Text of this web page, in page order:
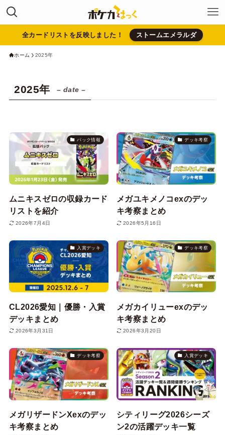
全カードリストを反映しました！ ストームエメラルダ
ホーム 2025年
2025年 – date –
パック情報
ムニキスゼロの収録カード
リストを紹介
2026年7月4日
デッキ考察
メガユキメノコexのデッ
キ考察まとめ
2026年5月16日
入賞デッキ
CL2026愛知｜優勝・入賞
デッキまとめ
2026年3月31日
デッキ考察
メガカイリューexのデッ
キ考察まとめ
2026年3月20日
デッキ考察
メガリザードンXexのデッ
キ考察まとめ
入賞デッキ
シティリーグ2026シーズ
ン2の活躍デッキ一覧